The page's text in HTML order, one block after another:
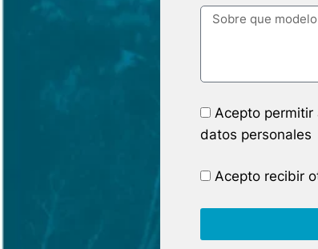
Acepto permitir
datos personales
Acepto recibir